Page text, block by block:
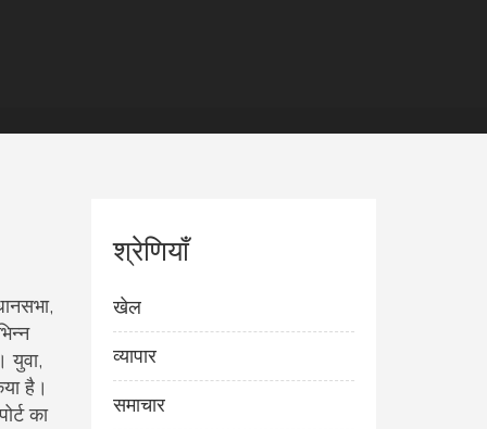
,
युवा,
है।
का
श्रेणियाँ
खेल
व्यापार
समाचार